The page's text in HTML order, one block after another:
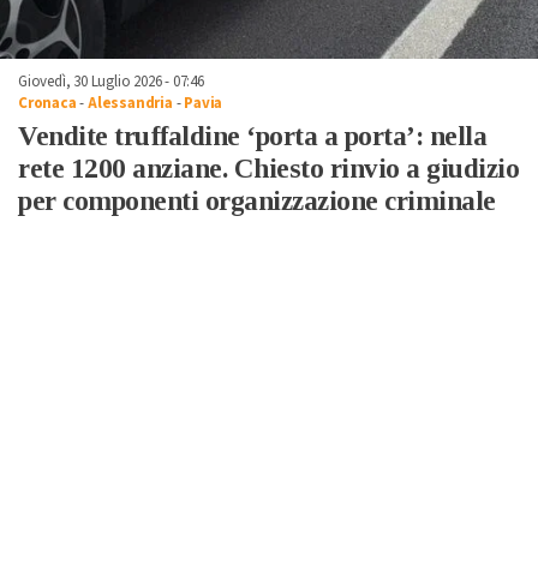
Giovedì, 30 Luglio 2026 - 07:46
Cronaca-Alessandria -Pavia
Vendite truffaldine ‘porta a porta’: nella
rete 1200 anziane. Chiesto rinvio a giudizio
per componenti organizzazione criminale